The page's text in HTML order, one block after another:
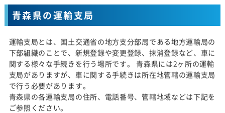
青森県の運輸支局
運輸支局とは、国土交通省の地方支分部局である地方運輸局の
下部組織のことで、新規登録や変更登録、抹消登録など、車に
関する様々な手続きを行う場所です。 青森県には2ヶ所の運輸
支局がありますが、車に関する手続きは所在地管轄の運輸支局
で行う必要があります。
青森県の各運輸支局の住所、電話番号、管轄地域などは下記を
ご参照ください。